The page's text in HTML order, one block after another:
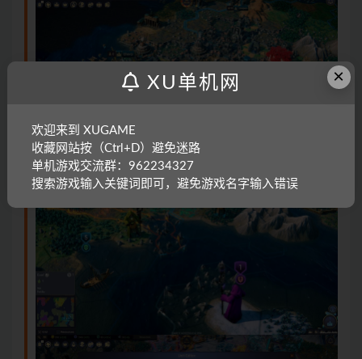
×
XU单机网
欢迎来到 XUGAME
收藏网站按（Ctrl+D）避免迷路
单机游戏交流群：962234327
搜索游戏输入关键词即可，避免游戏名字输入错误